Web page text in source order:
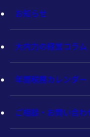
お知らせ
大内力の経営コラム
年間税務カレンダー
ご相談・お問い合わ